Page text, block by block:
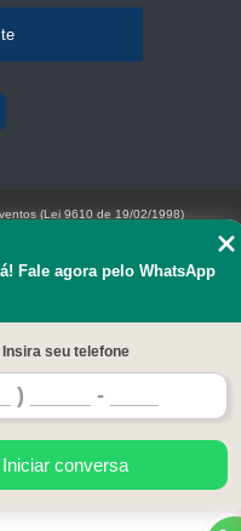
Fale agora pelo WhatsApp
Insira seu telefone
Iniciar conversa
(Lei 9610 de 19/02/1998)